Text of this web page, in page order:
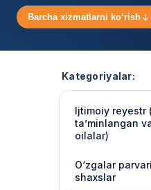
Barcha xizmatlarni ko‘rish
Kategoriyalar:
Ijtimoiy reyestr
ta’minlangan
oilalar)
O‘zgalar
shaxslar